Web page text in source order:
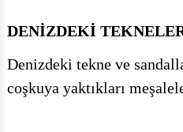
DENİZDEKİ
Denizdeki tekne ve
coşkuya yaktıkları